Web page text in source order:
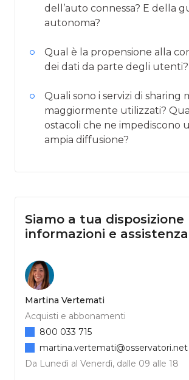
dell’auto connessa? E della
autonoma?
Qual è la propensione alla
dei dati da parte degli utenti?
Quali sono i servizi di sharing
maggiormente utilizzati?
ostacoli che ne impediscono
ampia diffusione?
Siamo a tua disposizione
informazioni e assistenza
Martina Vertemati
Acquisti e abbonamenti
Da Lunedì al Venerdì, dalle 09 alle 18
800 033 715
martina.vertemati@osservatori.net